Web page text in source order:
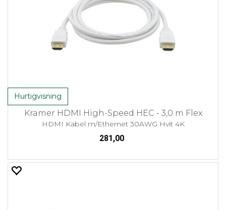
Hurtigvisning
Kramer HDMI High-Speed HEC - 3,0 m Flex
HDMI Kabel m/Ethernet 30AWG Hvit 4K
281,00